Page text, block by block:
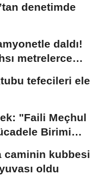
denetimde
daldı!
metrelerce
tefecileri ele
"Faili Meçhul
Birimi
caminin kubbesi
oldu